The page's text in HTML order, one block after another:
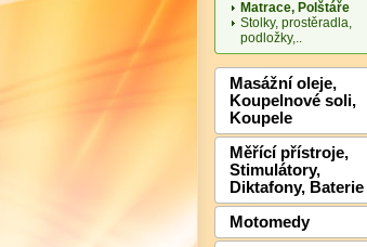
Matrace, Polštáře
Stolky, prostěradla,
podložky,..
Masážní oleje,
Koupelnové soli,
Koupele
Měřící přístroje,
Stimulátory,
Diktafony, Baterie
Motomedy